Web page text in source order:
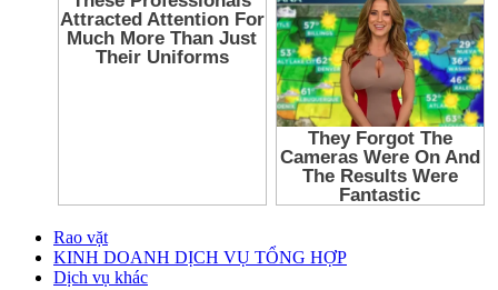
Rao vặt
KINH DOANH DỊCH VỤ TỔNG HỢP
Dịch vụ khác